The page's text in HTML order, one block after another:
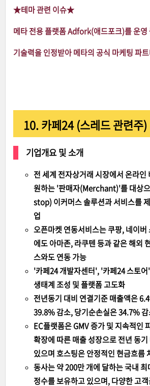
★테마 관련 이슈★
메타 전용 플랫폼 Adfork(애드포크)를 운영
기술력을 인정받아 메타의 공식 마케팅 파
10. 카페24 (스레드 관련주)
기업개요 및 소개
전 세계 전자상거래 시장에서 온라인
원하는 '판매자(Merchant)'를 대상
stop) 이커머스 솔루션과 서비스를
업
오픈마켓 연동서비스는 쿠팡, 네이버
에도 아마존, 라쿠텐 등과 같은 해외
스와도 연동 가능
'카페24 개발자센터', '카페24 스토
생태계 조성 및 플랫폼 고도화
전년동기 대비 연결기준 매출액은
39.8% 감소, 당기순손실은 34.7%
EC플랫폼은 GMV 증가 및 지속적인
확장에 따른 매출 성장으로 전년 동
있으며 호스팅은 안정적인 현금흐름
동사는 약 200만 개에 달하는 국내
정수를 보유하고 있으며, 다양한 고